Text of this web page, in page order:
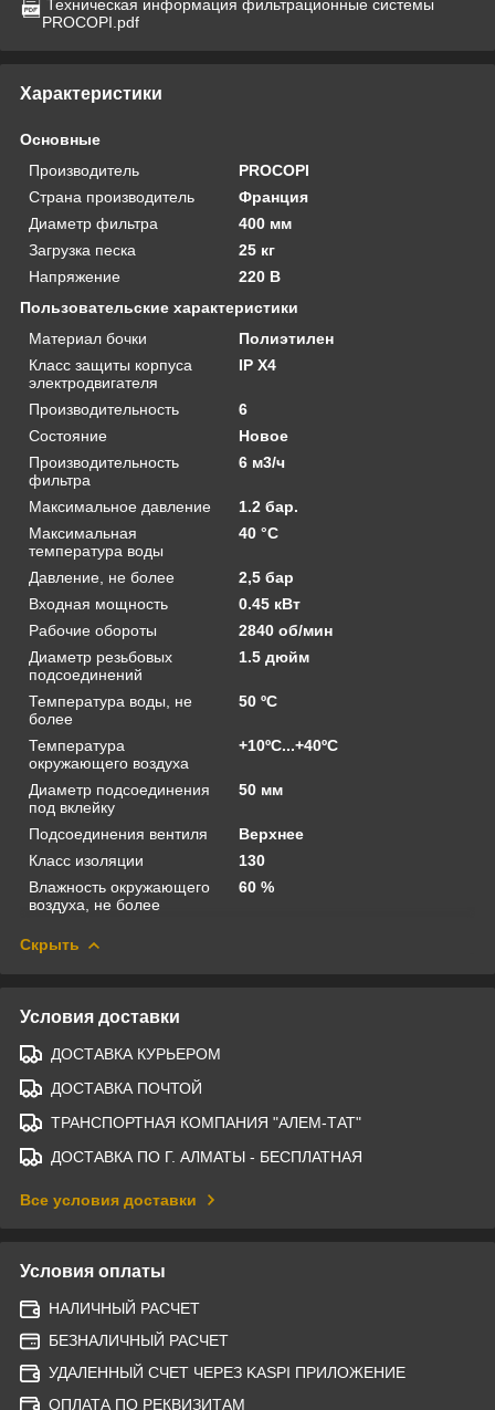
Техническая информация фильтрационные системы
PROCOPI.pdf
Характеристики
Основные
Производитель
PROCOPI
Страна производитель
Франция
Диаметр фильтра
400 мм
Загрузка песка
25 кг
Напряжение
220 В
Пользовательские характеристики
Материал бочки
Полиэтилен
Класс защиты корпуса
электродвигателя
IP X4
Производительность
6
Состояние
Новое
Производительность
фильтра
6 м3/ч
Максимальное давление
1.2 бар.
Максимальная
температура воды
40 °C
Давление, не более
2,5 бар
Входная мощность
0.45 кВт
Рабочие обороты
2840 об/мин
Диаметр резьбовых
подсоединений
1.5 дюйм
Температура воды, не
более
50 ºС
Температура
окружающего воздуха
+10ºС...+40ºС
Диаметр подсоединения
под вклейку
50 мм
Подсоединения вентиля
Верхнее
Класс изоляции
130
Влажность окружающего
воздуха, не более
60 %
Скрыть
Условия доставки
ДОСТАВКА КУРЬЕРОМ
ДОСТАВКА ПОЧТОЙ
ТРАНСПОРТНАЯ КОМПАНИЯ "АЛЕМ-ТАТ"
ДОСТАВКА ПО Г. АЛМАТЫ - БЕСПЛАТНАЯ
Все условия доставки
Условия оплаты
НАЛИЧНЫЙ РАСЧЕТ
БЕЗНАЛИЧНЫЙ РАСЧЕТ
УДАЛЕННЫЙ СЧЕТ ЧЕРЕЗ KASPI ПРИЛОЖЕНИЕ
ОПЛАТА ПО РЕКВИЗИТАМ